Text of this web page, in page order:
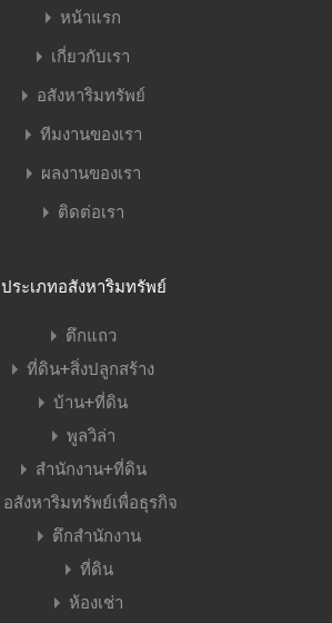
หน้าแรก
เกี่ยวกับเรา
อสังหาริมทรัพย์
ทีมงานของเรา
ผลงานของเรา
ติดต่อเรา
ประเภทอสังหาริมทรัพย์
ตึกแถว
ที่ดิน+สิ่งปลูกสร้าง
บ้าน+ที่ดิน
พูลวิล่า
สำนักงาน+ที่ดิน
อสังหาริมทรัพย์เพื่อธุรกิจ
ตึกสำนักงาน
ที่ดิน
ห้องเช่า